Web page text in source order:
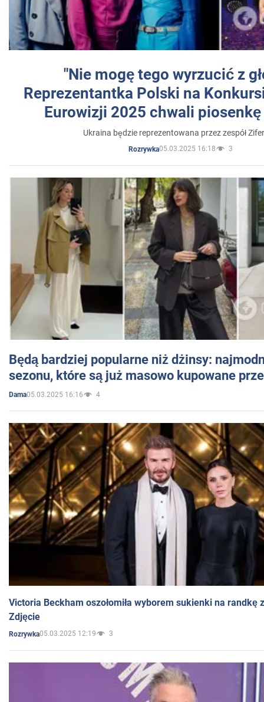
"Nie mogę tego wyrzucić z
Reprezentantka Polski na
Eurowizji 2025 chwali
Ukraina będzie reprezentowana przez zespół
Rozrywka05.03.2025 16:18 3
Będą bardziej popularne niż dżinsy:
sezonu, które są już masowo kupowane
Dama05.03.2025 16:16 4
Victoria Beckham oszołomiła wyborem sukienki na randkę
Zdjęcie
Rozrywka05.03.2025 12:19 3